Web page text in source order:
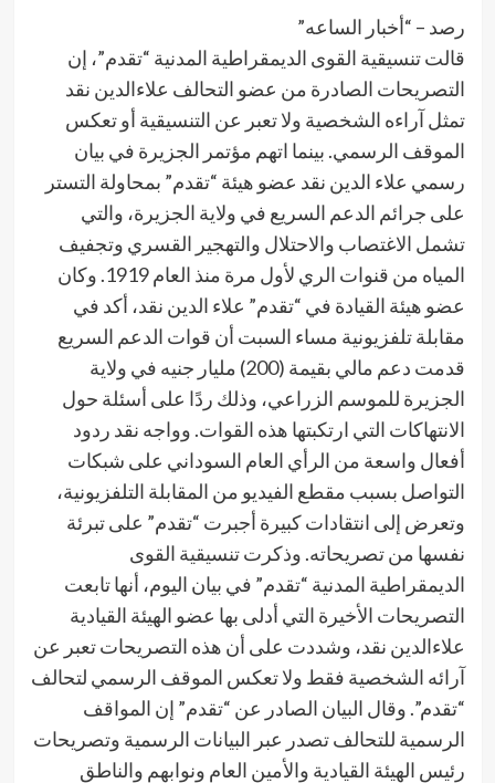
رصد – “أخبار الساعه”
قالت تنسيقية القوى الديمقراطية المدنية “تقدم”، إن
التصريحات الصادرة من عضو التحالف علاءالدين نقد
تمثل آراءه الشخصية ولا تعبر عن التنسيقية أو تعكس
الموقف الرسمي. بينما اتهم مؤتمر الجزيرة في بيان
رسمي علاء الدين نقد عضو هيئة “تقدم” بمحاولة التستر
على جرائم الدعم السريع في ولاية الجزيرة، والتي
تشمل الاغتصاب والاحتلال والتهجير القسري وتجفيف
المياه من قنوات الري لأول مرة منذ العام 1919. وكان
عضو هيئة القيادة في “تقدم” علاء الدين نقد، أكد في
مقابلة تلفزيونية مساء السبت أن قوات الدعم السريع
قدمت دعم مالي بقيمة (200) مليار جنيه في ولاية
الجزيرة للموسم الزراعي، وذلك ردًا على أسئلة حول
الانتهاكات التي ارتكبتها هذه القوات. وواجه نقد ردود
أفعال واسعة من الرأي العام السوداني على شبكات
التواصل بسبب مقطع الفيديو من المقابلة التلفزيونية،
وتعرض إلى انتقادات كبيرة أجبرت “تقدم” على تبرئة
نفسها من تصريحاته. وذكرت تنسيقية القوى
الديمقراطية المدنية “تقدم” في بيان اليوم، أنها تابعت
التصريحات الأخيرة التي أدلى بها عضو الهيئة القيادية
علاءالدين نقد، وشددت على أن هذه التصريحات تعبر عن
آرائه الشخصية فقط ولا تعكس الموقف الرسمي لتحالف
“تقدم”. وقال البيان الصادر عن “تقدم” إن المواقف
الرسمية للتحالف تصدر عبر البيانات الرسمية وتصريحات
رئيس الهيئة القيادية والأمين العام ونوابهم والناطق